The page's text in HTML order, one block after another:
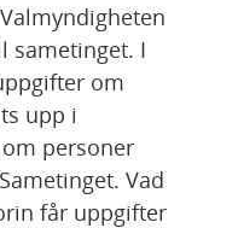
sametinget. I
om
upp i
personer
Vad
får uppgifter